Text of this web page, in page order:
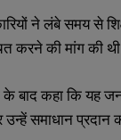
ने लंबे समय से
करने की मांग
कहा कि यह
समाधान